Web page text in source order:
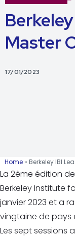
Master
17/01/2023
Home » Berkeley IBI
La 2ème édition
Berkeley Institute
janvier 2023 et a
vingtaine de pays
Les sept sessions